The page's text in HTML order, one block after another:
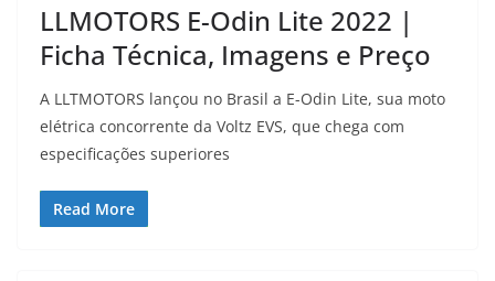
LLMOTORS E-Odin Lite 2022 |
Ficha Técnica, Imagens e Preço
A LLTMOTORS lançou no Brasil a E-Odin Lite, sua moto
elétrica concorrente da Voltz EVS, que chega com
especificações superiores
Read More